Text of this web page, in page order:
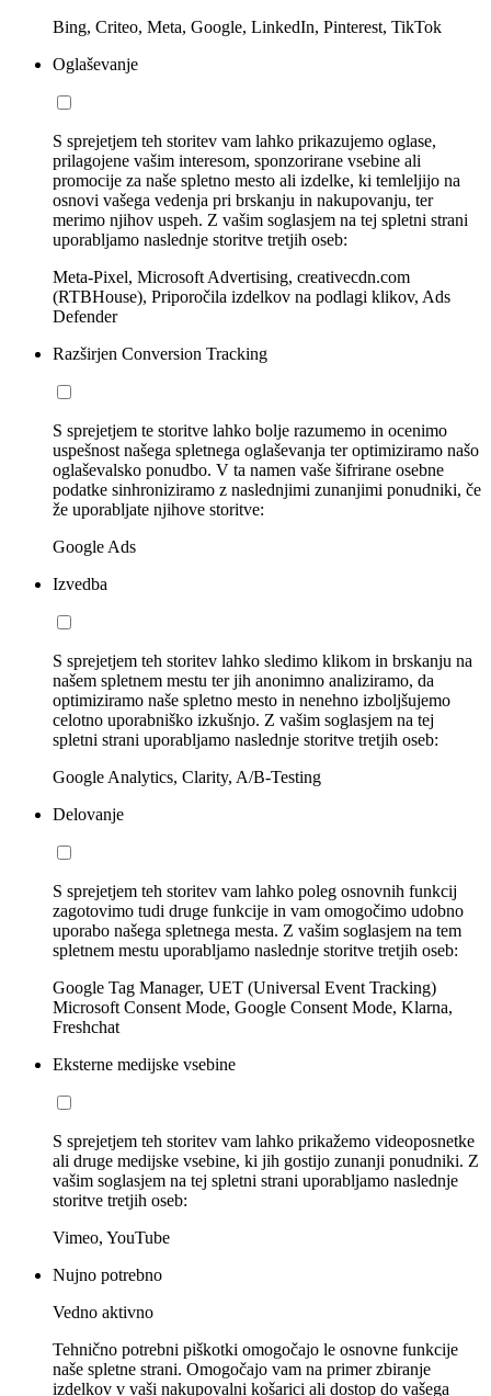
Bing, Criteo, Meta, Google, LinkedIn, Pinterest, TikTok
Oglaševanje
S sprejetjem teh storitev vam lahko prikazujemo oglase,
prilagojene vašim interesom, sponzorirane vsebine ali
promocije za naše spletno mesto ali izdelke, ki temleljijo na
osnovi vašega vedenja pri brskanju in nakupovanju, ter
merimo njihov uspeh. Z vašim soglasjem na tej spletni strani
uporabljamo naslednje storitve tretjih oseb:
Meta-Pixel, Microsoft Advertising, creativecdn.com
(RTBHouse), Priporočila izdelkov na podlagi klikov, Ads
Defender
Razširjen Conversion Tracking
S sprejetjem te storitve lahko bolje razumemo in ocenimo
uspešnost našega spletnega oglaševanja ter optimiziramo našo
oglaševalsko ponudbo. V ta namen vaše šifrirane osebne
podatke sinhroniziramo z naslednjimi zunanjimi ponudniki, če
že uporabljate njihove storitve:
Google Ads
Izvedba
S sprejetjem teh storitev lahko sledimo klikom in brskanju na
našem spletnem mestu ter jih anonimno analiziramo, da
optimiziramo naše spletno mesto in nenehno izboljšujemo
celotno uporabniško izkušnjo. Z vašim soglasjem na tej
spletni strani uporabljamo naslednje storitve tretjih oseb:
Google Analytics, Clarity, A/B-Testing
Delovanje
S sprejetjem teh storitev vam lahko poleg osnovnih funkcij
zagotovimo tudi druge funkcije in vam omogočimo udobno
uporabo našega spletnega mesta. Z vašim soglasjem na tem
spletnem mestu uporabljamo naslednje storitve tretjih oseb:
Google Tag Manager, UET (Universal Event Tracking)
Microsoft Consent Mode, Google Consent Mode, Klarna,
Freshchat
Eksterne medijske vsebine
S sprejetjem teh storitev vam lahko prikažemo videoposnetke
ali druge medijske vsebine, ki jih gostijo zunanji ponudniki. Z
vašim soglasjem na tej spletni strani uporabljamo naslednje
storitve tretjih oseb:
Vimeo, YouTube
Nujno potrebno
Vedno aktivno
Tehnično potrebni piškotki omogočajo le osnovne funkcije
naše spletne strani. Omogočajo vam na primer zbiranje
izdelkov v vaši nakupovalni košarici ali dostop do vašega